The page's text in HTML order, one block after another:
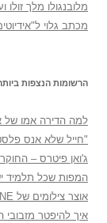
מלובנגולו מלך זולו
מכתב גלוי
הרשומות הנצפות
למה הדירה אמו של
"חייל שלא אנס
ג'ואן פיטרס –
המפות שכל תלמיד
אוצר צילומים של PALESTINE הריקה
איך להיפטר מזבובי